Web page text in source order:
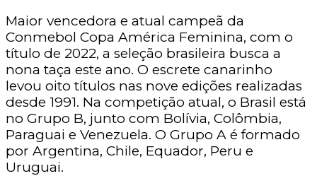
Maior vencedora e atual campeã da
Conmebol Copa América Feminina, com o
título de 2022, a seleção brasileira busca a
nona taça este ano. O escrete canarinho
levou oito títulos nas nove edições realizadas
desde 1991. Na competição atual, o Brasil está
no Grupo B, junto com Bolívia, Colômbia,
Paraguai e Venezuela. O Grupo A é formado
por Argentina, Chile, Equador, Peru e
Uruguai.